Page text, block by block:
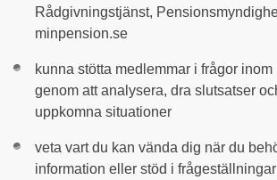
Rådgivningstjänst,
minpension.se
kunna stötta medlemmar i frågor inom
genom att analysera, dra slutsatser
uppkomna situationer
veta vart du kan vända dig när du
information eller stöd i